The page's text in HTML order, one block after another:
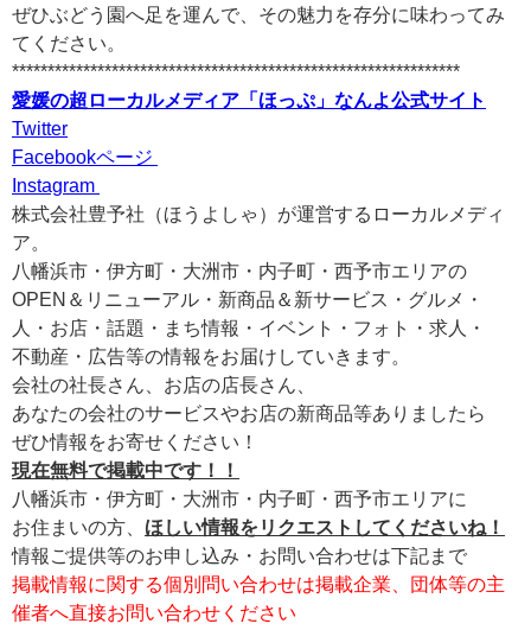
ぜひぶどう園へ足を運んで、その魅力を存分に味わってみ
てください。
***************************************************************
愛媛の超ローカルメディア「ほっぷ」なんよ公式サイト
Twitter
Facebookページ
Instagram
株式会社豊予社（ほうよしゃ）が運営するローカルメディ
ア。
八幡浜市・伊方町・大洲市・内子町・西予市エリアの
OPEN＆リニューアル・新商品＆新サービス・グルメ・
人・お店・話題・まち情報・イベント・フォト・求人・
不動産・広告等の情報をお届けしていきます。
会社の社長さん、お店の店長さん、
あなたの会社のサービスやお店の新商品等ありましたら
ぜひ情報をお寄せください！
現在無料で掲載中です！！
八幡浜市・伊方町・大洲市・内子町・西予市エリアに
お住まいの方、 ほしい情報をリクエストしてくださいね！
情報ご提供等のお申し込み・お問い合わせは下記まで
掲載情報に関する個別問い合わせは掲載企業、団体等の主
催者へ直接お問い合わせください